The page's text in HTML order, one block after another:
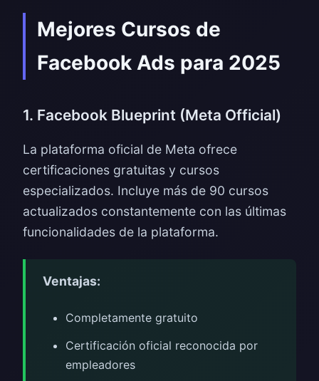
Mejores Cursos de
Facebook Ads para 2025
1. Facebook Blueprint (Meta Official)
La plataforma oficial de Meta ofrece
certificaciones gratuitas y cursos
especializados. Incluye más de 90 cursos
actualizados constantemente con las últimas
funcionalidades de la plataforma.
Ventajas:
Completamente gratuito
Certificación oficial reconocida por
empleadores